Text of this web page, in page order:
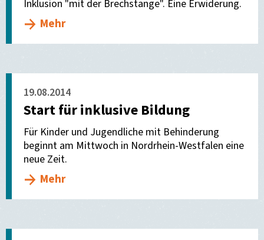
Inklusion "mit der Brechstange". Eine Erwiderung.
Mehr
19.08.2014
Start für inklusive Bildung
Für Kinder und Jugendliche mit Behinderung
beginnt am Mittwoch in Nordrhein-Westfalen eine
neue Zeit.
Mehr